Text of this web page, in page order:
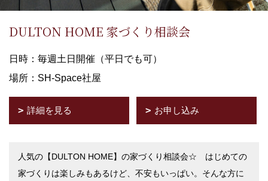
DULTON HOME 家づくり相談会
日時：毎週土日開催（平日でも可）
場所：SH-Space社屋
詳細を見る お申し込み
人気の【DULTON HOME】の家づくり相談会☆ はじめての
家づくりは楽しみもあるけど、不安もいっぱい。そんな方に